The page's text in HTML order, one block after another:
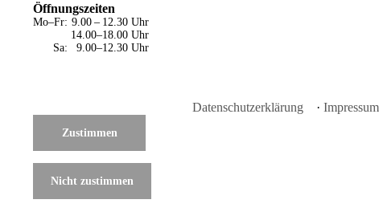
Öffnungszeiten
Mo–Fr: 9.00 – 12.30 Uhr
14.00–18.00 Uhr
Sa:
9.00–12.30 Uhr
Datenschutzerklärung · Impressum
Zustimmen
Nicht zustimmen